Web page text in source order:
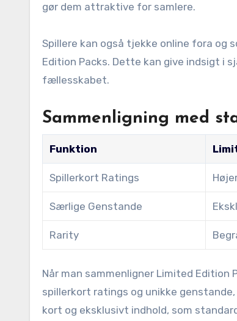
gør dem attraktive for samlere.
Spillere kan også tjekke online fora og
Edition Packs. Dette kan give indsigt i
fællesskabet.
Sammenligning med
Funktion
Spillerkort Ratings
Særlige Genstande
Rarity
Når man sammenligner Limited
spillerkort ratings og unikke
kort og eksklusivt indhold, som